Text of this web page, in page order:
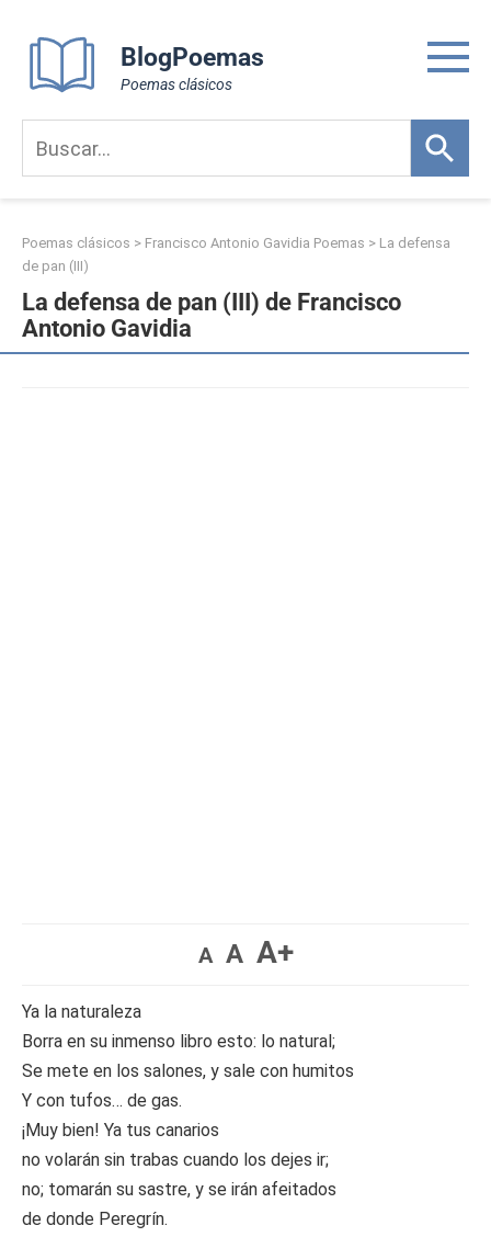
content
BlogPoemas
Poemas clásicos
Poemas clásicos > Francisco Antonio Gavidia Poemas > La defensa
de pan (III)
La defensa de pan (III) de Francisco
Antonio Gavidia
A A A+
Ya la naturaleza
Borra en su inmenso libro esto: lo natural;
Se mete en los salones, y sale con humitos
Y con tufos… de gas.
¡Muy bien! Ya tus canarios
no volarán sin trabas cuando los dejes ir;
no; tomarán su sastre, y se irán afeitados
de donde Peregrín.